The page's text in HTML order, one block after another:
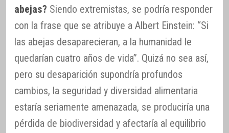
abejas? Siendo extremistas, se podría responder
con la frase que se atribuye a Albert Einstein: “Si
las abejas desaparecieran, a la humanidad le
quedarían cuatro años de vida”. Quizá no sea así,
pero su desaparición supondría profundos
cambios, la seguridad y diversidad alimentaria
estaría seriamente amenazada, se produciría una
pérdida de biodiversidad y afectaría al equilibrio